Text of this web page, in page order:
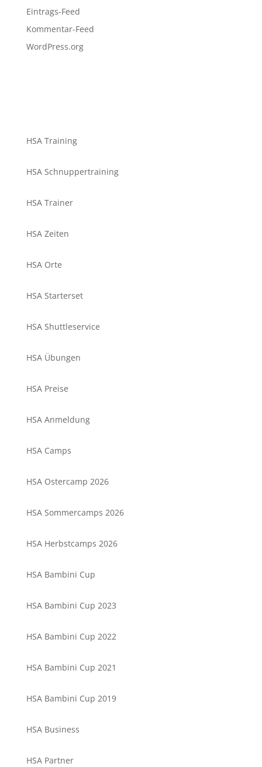
Eintrags-Feed
Kommentar-Feed
WordPress.org
HSA Training
HSA Schnuppertraining
HSA Trainer
HSA Zeiten
HSA Orte
HSA Starterset
HSA Shuttleservice
HSA Übungen
HSA Preise
HSA Anmeldung
HSA Camps
HSA Ostercamp 2026
HSA Sommercamps 2026
HSA Herbstcamps 2026
HSA Bambini Cup
HSA Bambini Cup 2023
HSA Bambini Cup 2022
HSA Bambini Cup 2021
HSA Bambini Cup 2019
HSA Business
HSA Partner